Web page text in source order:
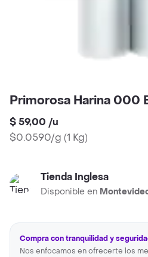
Primorosa Harina 000
$ 59,00 /u
$0.0590/g (1 Kg)
Tienda Inglesa
Disponible en
Compra con tranquilidad y
Nos enfocamos en ofrecerte los